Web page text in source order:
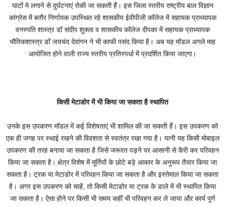
घाटों मे लगाने से दुर्घटनाएं रोकी जा सकती हैं। इस जिला स्तरीय राष्ट्रीय बाल विज्ञान
कांग्रेस में बतौर निर्णायक उपस्थित रहे शासकीय ईवीपीजी कॉलेज में सहायक प्राध्यापक
वनस्पति शास्त्र डॉ संदीप शुक्ला व शासकीय कॉलेज दीपका में सहायक प्राध्यापक
भौतिकशास्त्र डॉ जयचंद देवांगन ने भी काफी पसंद किया है। अब यह मॉडल अगले माह
आयोजित होने वाली राज्य स्तरीय प्रतिस्पर्धा में प्रदर्शित किया जाएगा।
किसी मेटाडोर में भी किया जा सकता है स्थापित
उनके इस उपकरण मॉडल में कई विशेषताएं भी शामिल की जा सकती हैं। इस उपकरण को
एक ही जगह पर स्थाई रखने की विवशता से स्वतंत्र रखा गया है। यानी यह किसी मोबाइल
उपकरण की तरह बनाया जा सकता है जिसे जरूरत पड़ने पर आसानी से कैरी कर परिवहन
किया जा सकता है। क्षेत्र विशेष में मूर्तियों के छोटे बड़े आकार के अनुरूप तैयार किया जा
सकता है। ट्रक या मेटाडोर में परिवहन किया जा सकता है और इस्तेमाल किया जा सकता
है। अगर इस उपकरण को चाहें, तो किसी मेटाडोर या ट्रक के डाले में भी स्थापित किया
जा सकता है। ऐसा होने पर किसी भी समय कहीं भी परिवहन कर ले जाया और कार्य पूर्ण